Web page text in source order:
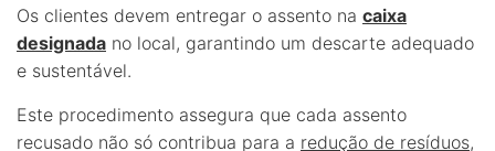
Os clientes devem entregar o assento na caixa
designada no local, garantindo um descarte adequado
e sustentável.
Este procedimento assegura que cada assento
recusado não só contribua para a redução de resíduos,